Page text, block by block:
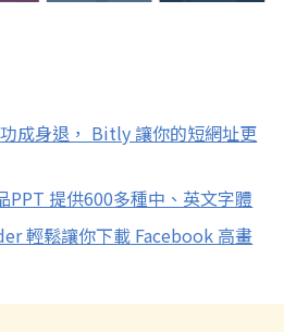
成身退， Bitly 讓你的短網址更
PPT 提供600多種中、英文字體
輕鬆讓你下載 Facebook 高畫